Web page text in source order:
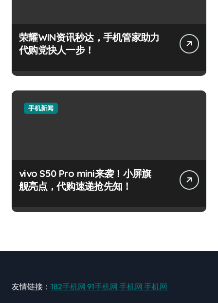
荣耀WIN资讯秒达，手机管家助力
代购党快人一步！
手机新闻
vivo S50 Pro mini来袭！小屏旗
舰亮点，代购速递抢先知！
友情链接： 182手机网 91手机网 手机网 手机网